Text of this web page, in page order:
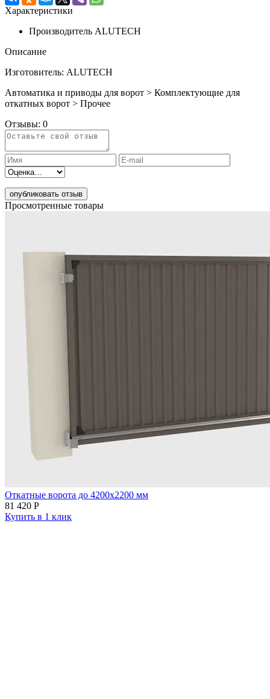
Характеристики
Производитель ALUTECH
Описание
Изготовитель: ALUTECH
Автоматика и приводы для ворот > Комплектующие для
откатных ворот > Прочее
Отзывы: 0
опубликовать отзыв
Просмотренные товары
Откатные ворота до 4200х2200 мм
81 420 Р
Купить в 1 клик